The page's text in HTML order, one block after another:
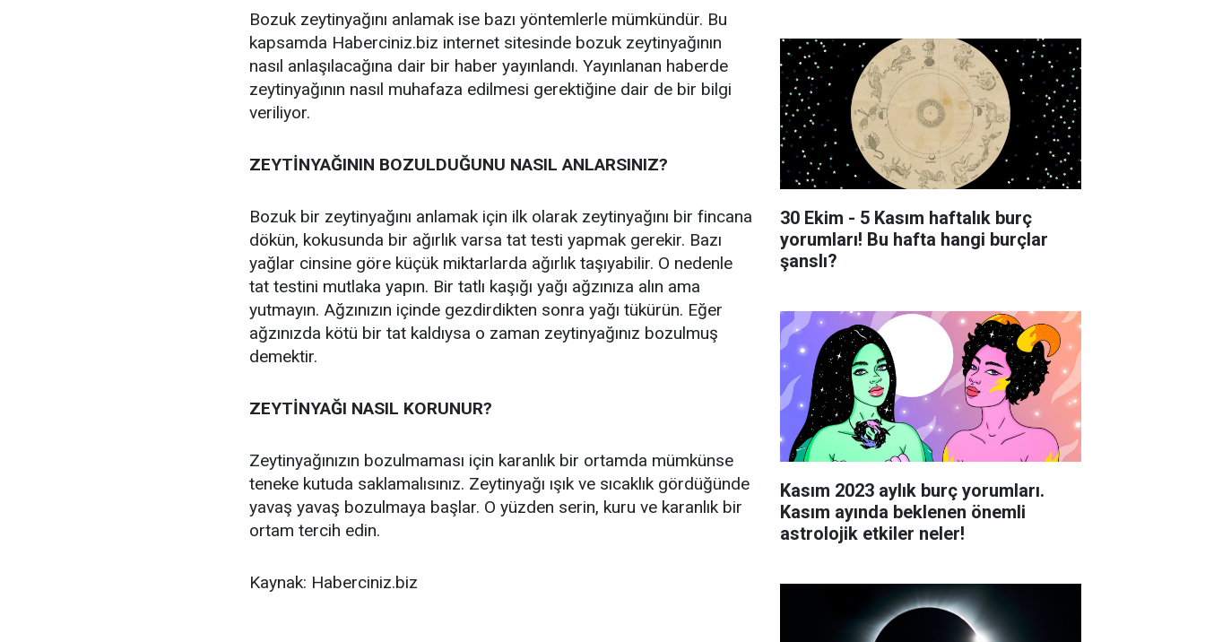
Bozuk zeytinyağını anlamak ise bazı yöntemlerle mümkündür. Bu
kapsamda Haberciniz.biz internet sitesinde bozuk zeytinyağının
nasıl anlaşılacağına dair bir haber yayınlandı. Yayınlanan haberde
zeytinyağının nasıl muhafaza edilmesi gerektiğine dair de bir bilgi
veriliyor.
ZEYTİNYAĞININ BOZULDUĞUNU NASIL ANLARSINIZ?
Bozuk bir zeytinyağını anlamak için ilk olarak zeytinyağını bir fincana
dökün, kokusunda bir ağırlık varsa tat testi yapmak gerekir. Bazı
yağlar cinsine göre küçük miktarlarda ağırlık taşıyabilir. O nedenle
tat testini mutlaka yapın. Bir tatlı kaşığı yağı ağzınıza alın ama
yutmayın. Ağzınızın içinde gezdirdikten sonra yağı tükürün. Eğer
ağzınızda kötü bir tat kaldıysa o zaman zeytinyağınız bozulmuş
demektir.
ZEYTİNYAĞI NASIL KORUNUR?
Zeytinyağınızın bozulmaması için karanlık bir ortamda mümkünse
teneke kutuda saklamalısınız. Zeytinyağı ışık ve sıcaklık gördüğünde
yavaş yavaş bozulmaya başlar. O yüzden serin, kuru ve karanlık bir
ortam tercih edin.
Kaynak: Haberciniz.biz
30 Ekim - 5 Kasım haftalık burç
yorumları! Bu hafta hangi burçlar
şanslı?
Kasım 2023 aylık burç yorumları.
Kasım ayında beklenen önemli
astrolojik etkiler neler!